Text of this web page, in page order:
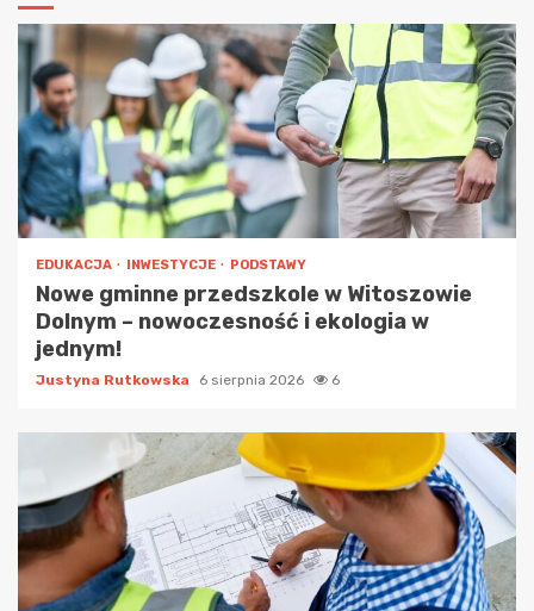
EDUKACJA INWESTYCJE PODSTAWY
Nowe gminne przedszkole w Witoszowie
Dolnym – nowoczesność i ekologia w
jednym!
Justyna Rutkowska 6 sierpnia 2026 6